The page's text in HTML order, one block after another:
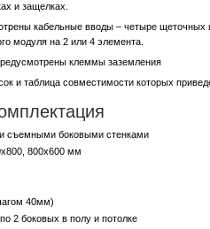
и защелках.
кабельные вводы – четыре
модуля на 2 или 4 элемента.
клеммы заземления
и таблица совместимости которых
съемными боковыми стенками
800х600 мм
40мм)
2 боковых в полу и потолке